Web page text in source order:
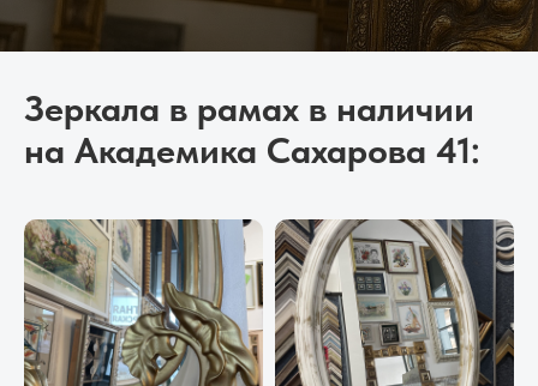
Зеркала в рамах в наличии
на Академика Сахарова 41: